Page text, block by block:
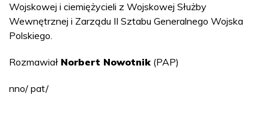
Wojskowej i ciemiężycieli z Wojskowej Służby
Wewnętrznej i Zarządu II Sztabu Generalnego Wojska
Polskiego.
Rozmawiał Norbert Nowotnik (PAP)
nno/ pat/